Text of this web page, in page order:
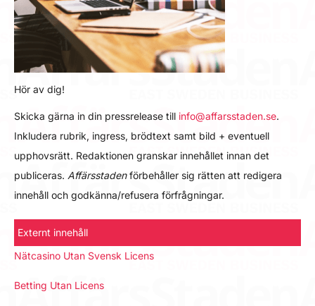
Hör av dig!
Skicka gärna in din pressrelease till info@affarsstaden.se.
Inkludera rubrik, ingress, brödtext samt bild + eventuell
upphovsrätt. Redaktionen granskar innehållet innan det
publiceras. Affärsstadenförbehåller sig rätten att redigera
innehåll och godkänna/refusera förfrågningar.
Externt innehåll
Nätcasino Utan Svensk Licens
Betting Utan Licens